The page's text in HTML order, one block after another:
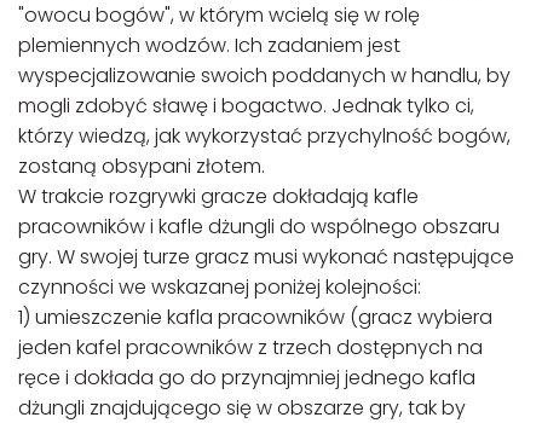
"owocu bogów", w którym wcielą się w rolę
plemiennych wodzów. Ich zadaniem jest
wyspecjalizowanie swoich poddanych w handlu, by
mogli zdobyć sławę i bogactwo. Jednak tylko ci,
którzy wiedzą, jak wykorzystać przychylność bogów,
zostaną obsypani złotem.
W trakcie rozgrywki gracze dokładają kafle
pracowników i kafle dżungli do wspólnego obszaru
gry. W swojej turze gracz musi wykonać następujące
czynności we wskazanej poniżej kolejności:
1) umieszczenie kafla pracowników (gracz wybiera
jeden kafel pracowników z trzech dostępnych na
ręce i dokłada go do przynajmniej jednego kafla
dżungli znajdującego się w obszarze gry, tak by